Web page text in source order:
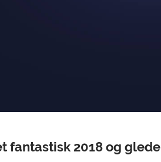
fantastisk 2018 og